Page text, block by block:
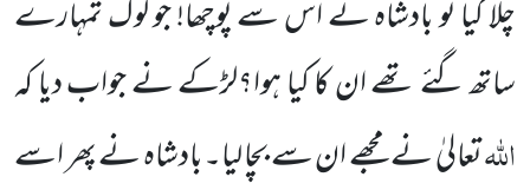
چلا گیا تو بادشاہ نے اس سے پوچھا! جو لوگ تمہارے
ساتھ گئے تھے ان کا کیا ہوا؟لڑکے نے جواب دیا کہ
اللّٰہتعالیٰ نے مجھے ان سے بچا لیا۔بادشاہ نے پھر اسے